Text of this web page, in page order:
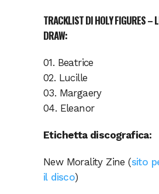
TRACKLIST DI HOLY FIGURES –
DRAW:
01. Beatrice
02. Lucille
03. Margaery
04. Eleanor
Etichetta discografica:
New Morality Zine (sito
il disco)